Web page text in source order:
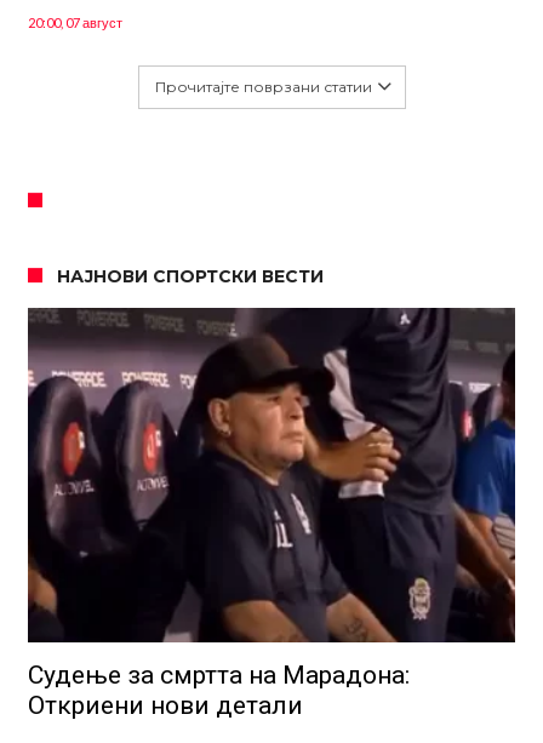
20:00, 07 август
Прочитајте поврзани статии
НАЈНОВИ СПОРТСКИ ВЕСТИ
Судење за смртта на Марадона:
Откриени нови детали